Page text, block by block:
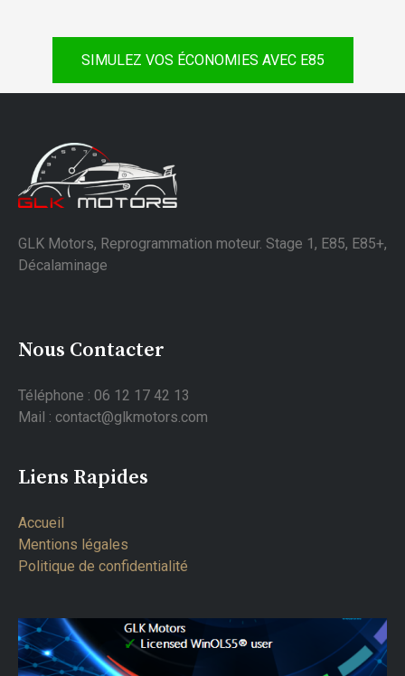
SIMULEZ VOS ÉCONOMIES AVEC E85
GLK Motors, Reprogrammation moteur. Stage 1, E85, E85+,
Décalaminage
Nous Contacter
Téléphone : 06 12 17 42 13
Mail : contact@glkmotors.com
Liens Rapides
Accueil
Mentions légales
Politique de confidentialité